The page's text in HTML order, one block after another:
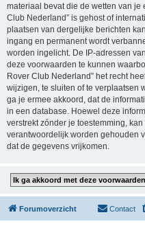
materiaal bevat die de wetten van je
Club Nederland” is gehost of
plaatsen van dergelijke berichten
ingang en permanent wordt
worden ingelicht. De IP-adressen
deze voorwaarden te kunnen
Rover Club Nederland” het recht
wijzigen, te sluiten of te verplaatsen
ga je ermee akkoord, dat de
in een database. Hoewel deze
verstrekt zónder je toestemming,
verantwoordelijk worden gehouden
dat de gegevens vrijkomen.
Forumoverzicht Contact